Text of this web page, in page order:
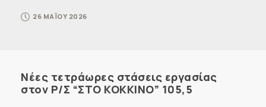
26 ΜΑΪΟΥ 2026
Νέες τετράωρες στάσεις εργασίας
στον Ρ/Σ “ΣΤΟ ΚΟΚΚΙΝΟ” 105,5